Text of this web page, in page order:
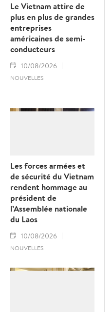
Le Vietnam attire de
plus en plus de grandes
entreprises
américaines de semi-
conducteurs
10/08/2026
NOUVELLES
Les forces armées et
de sécurité du Vietnam
rendent hommage au
président de
l’Assemblée nationale
du Laos
10/08/2026
NOUVELLES